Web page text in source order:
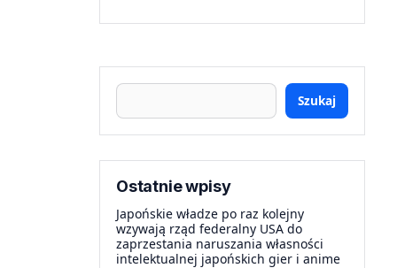
Szukaj
Ostatnie wpisy
Japońskie władze po raz kolejny
wzywają rząd federalny USA do
zaprzestania naruszania własności
intelektualnej japońskich gier i anime